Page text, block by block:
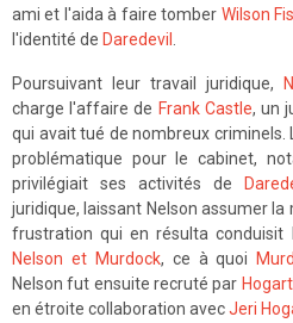
ami et l'aida à faire tomber Wilson
l'identité de Daredevil
Poursuivant leur travail juridique,
charge l'affaire de Frank Castle, un
qui avait tué de nombreux
problématique pour le cabinet,
privilégiait ses activités de
juridique, laissant Nelson assumer la
frustration qui en résulta
Nelson et Murdock, ce à quoi
Nelson fut ensuite recruté par
en étroite collaboration avecJeri